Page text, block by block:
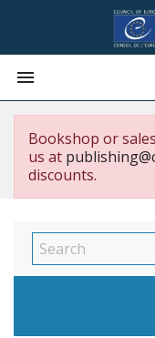

Bookshop or
us at
discounts.